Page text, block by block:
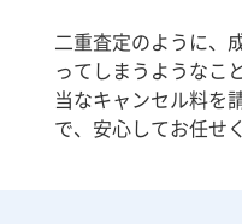
二重査定のように、
ってしまうようなこ
当なキャンセル料を
で、安心してお任せ